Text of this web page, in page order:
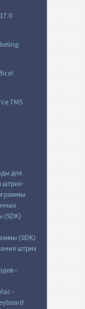
TMS
для
штрих-
(SDK)
(SDK)
штрих
-
-